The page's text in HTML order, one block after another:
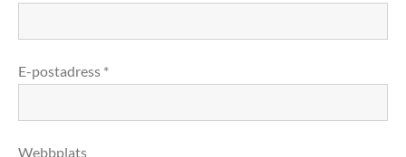
E-postadress *
Webbplats